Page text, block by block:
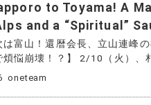
to Toyama! A
and a “Spiritual”
は富山！還暦会長、立山連峰
煩悩崩壊！？】 2/10（火）、
oneteam